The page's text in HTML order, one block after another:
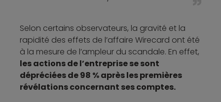
Selon certains observateurs, la gravité et la
rapidité des effets de l’affaire Wirecard ont été
à la mesure de l’ampleur du scandale. En effet,
les actions de l’entreprise se sont
dépréciées de 98 % après les premières
révélations concernant ses comptes.